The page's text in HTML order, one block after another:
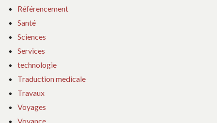
Référencement
Santé
Sciences
Services
technologie
Traduction medicale
Travaux
Voyages
Voyance